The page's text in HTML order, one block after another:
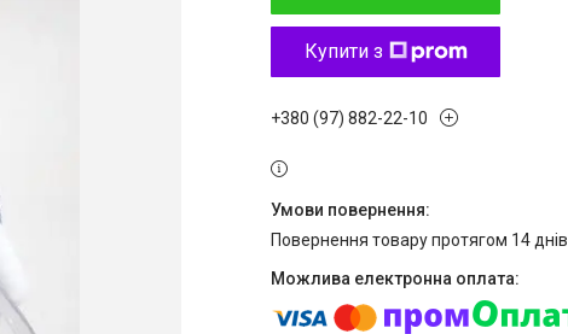
Купити з
+380 (97) 882-22-10
повернення товару протягом 14 днів